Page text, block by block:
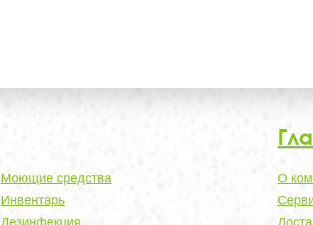
Моющие средства
Инвентарь
О